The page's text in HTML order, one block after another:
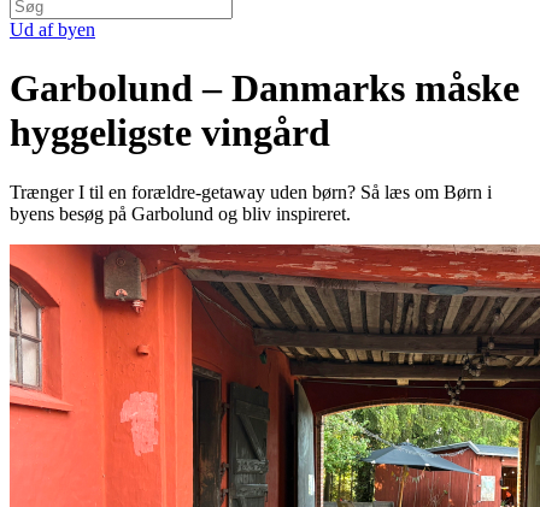
Ud af byen
Garbolund – Danmarks måske
hyggeligste vingård
Trænger I til en forældre-getaway uden børn? Så læs om Børn i
byens besøg på Garbolund og bliv inspireret.